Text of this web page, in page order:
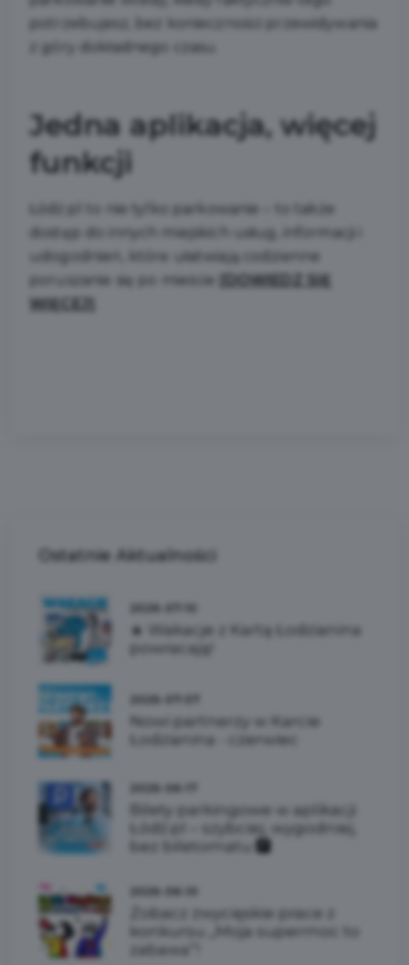
potrzebujesz, bez konieczności przewidywania
z góry dokładnego czasu.
Jedna aplikacja, więcej
funkcji
Łódź.pl to nie tylko parkowanie – to także
dostęp do innych miejskich usług, informacji i
udogodnień, które ułatwiają codzienne
poruszanie się po mieście
[DOWIEDZ SIĘ
WIĘCEJ]
Ostatnie Aktualności
☀️ Wakacje z Kartą Łodzianina
powracają!
Nowi partnerzy w Karcie
Łodzianina - czerwiec
2026-06-17
Bilety parkingowe w aplikacji
Łódź.pl – szybciej, wygodniej,
bez biletomatu 🅿️
2026-06-10
Zobacz zwycięskie prace z
konkursu „Moja supermoc to
zabawa”!